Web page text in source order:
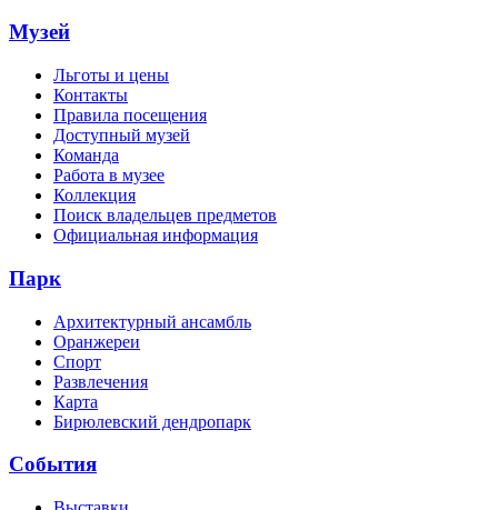
Музей
Льготы и цены
Контакты
Правила посещения
Доступный музей
Команда
Работа в музее
Коллекция
Поиск владельцев предметов
Официальная информация
Парк
Архитектурный ансамбль
Оранжереи
Спорт
Развлечения
Карта
Бирюлевский дендропарк
События